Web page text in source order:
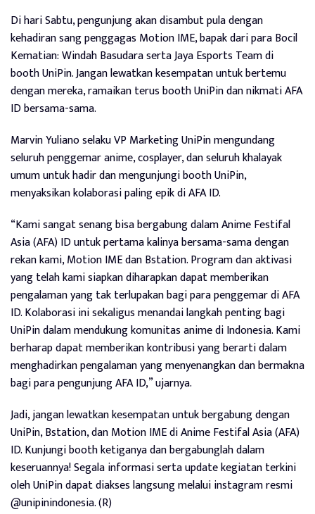
Di hari Sabtu, pengunjung akan disambut pula dengan
kehadiran sang penggagas Motion IME, bapak dari para Bocil
Kematian: Windah Basudara serta Jaya Esports Team di
booth UniPin. Jangan lewatkan kesempatan untuk bertemu
dengan mereka, ramaikan terus booth UniPin dan nikmati AFA
ID bersama-sama.
Marvin Yuliano selaku VP Marketing UniPin mengundang
seluruh penggemar anime, cosplayer, dan seluruh khalayak
umum untuk hadir dan mengunjungi booth UniPin,
menyaksikan kolaborasi paling epik di AFA ID.
“Kami sangat senang bisa bergabung dalam Anime Festifal
Asia (AFA) ID untuk pertama kalinya bersama-sama dengan
rekan kami, Motion IME dan Bstation. Program dan aktivasi
yang telah kami siapkan diharapkan dapat memberikan
pengalaman yang tak terlupakan bagi para penggemar di AFA
ID. Kolaborasi ini sekaligus menandai langkah penting bagi
UniPin dalam mendukung komunitas anime di Indonesia. Kami
berharap dapat memberikan kontribusi yang berarti dalam
menghadirkan pengalaman yang menyenangkan dan bermakna
bagi para pengunjung AFA ID,” ujarnya.
Jadi, jangan lewatkan kesempatan untuk bergabung dengan
UniPin, Bstation, dan Motion IME di Anime Festifal Asia (AFA)
ID. Kunjungi booth ketiganya dan bergabunglah dalam
keseruannya! Segala informasi serta update kegiatan terkini
oleh UniPin dapat diakses langsung melalui instagram resmi
@unipinindonesia. (R)